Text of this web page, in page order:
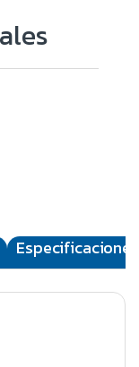
Especificaciones